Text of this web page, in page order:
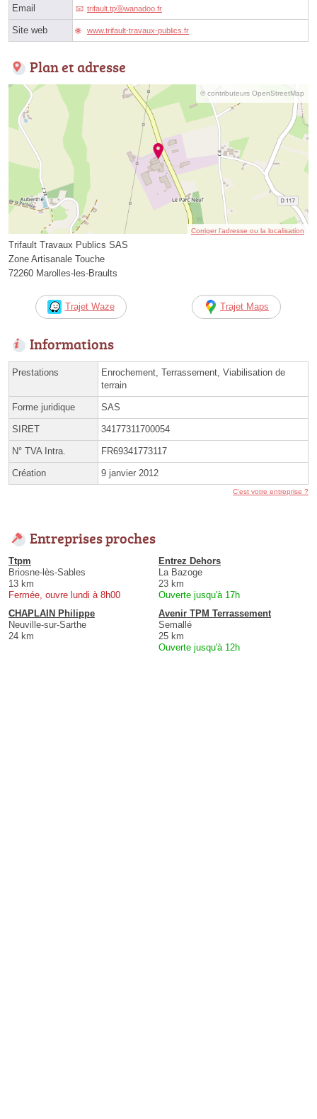
Email trifault.tpⓐwanadoo.fr
Site web www.trifault-travaux-publics.fr
Plan et adresse
© contributeurs OpenStreetMap
Corriger l’adresse ou la localisation
Trifault Travaux Publics SAS
Zone Artisanale Touche
72260 Marolles-les-Braults
Trajet Waze Trajet Maps
Informations
Prestations
Enrochement, Terrassement, Viabilisation de
terrain
Forme juridique SAS
SIRET 34177311700054
N° TVA Intra. FR69341773117
Création 9 janvier 2012
C'est votre entreprise ?
Entreprises proches
Ttpm
Briosne-lès-Sables
13 km
Fermée, ouvre lundi à 8h00
Entrez Dehors
La Bazoge
23 km
Ouverte jusqu'à 17h
CHAPLAIN Philippe
Neuville-sur-Sarthe
24 km
Avenir TPM Terrassement
Semallé
25 km
Ouverte jusqu'à 12h